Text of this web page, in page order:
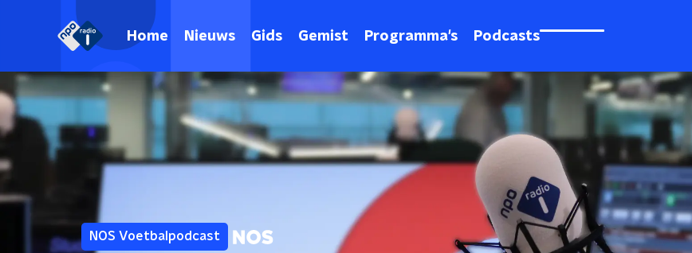
Home Nieuws Gids Gemist Programma's Podcasts
NOS Voetbalpodcast